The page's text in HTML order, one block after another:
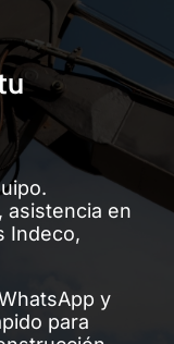
asistencia en
Indeco,
y
para